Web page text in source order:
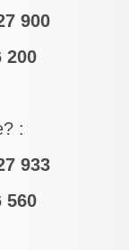
900
200
:
933
560